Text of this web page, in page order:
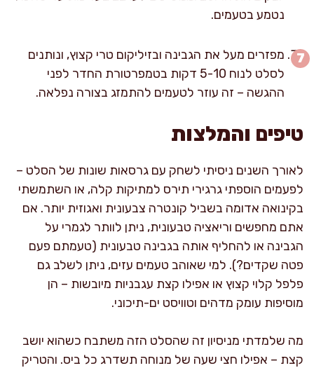
נטמע בטעמים.
מפזרים מעל את הגבינה ובזיליקום טרי קצוץ, ונותנים
לסלט לנוח 5-10 דקות בטמפרטורת החדר לפני
ההגשה – זה עוזר לטעמים להתמזג בצורה נפלאה.
טיפים והמלצות
לאורך השנים ניסיתי לשחק עם גרסאות שונות של הסלט –
לפעמים הוספתי גרגירי תירס למתיקות קלה, או השתמשתי
בקינואה אדומה בשביל קונטרה צבעונית ואגוזית יותר. אם
אתם מחפשים וריאציה טבעונית, ניתן לוותר לגמרי על
הגבינה או להחליף אותה בגבינה טבעונית (טעמתם פעם
פטה שקדים?). למי שאוהב טעמים עזים, ניתן לשלב גם
פלפל קלוי קצוץ או אפילו קצת עגבניות מיובשות – הן
מוסיפות עומק מדהים וטוויסט ים-תיכוני.
מה שלמדתי מניסיון זה שהסלט הזה משתבח כשהוא יושב
קצת – אפילו חצי שעה של מנוחה תשדרג כל ביס. והטריק